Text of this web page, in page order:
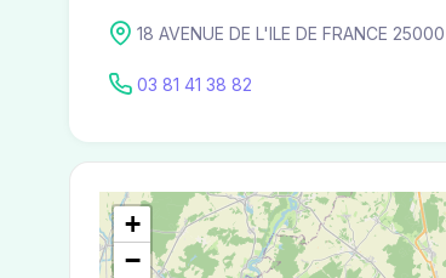
18 AVENUE DE L'ILE DE FRANCE
03 81 41 38 82
+
−